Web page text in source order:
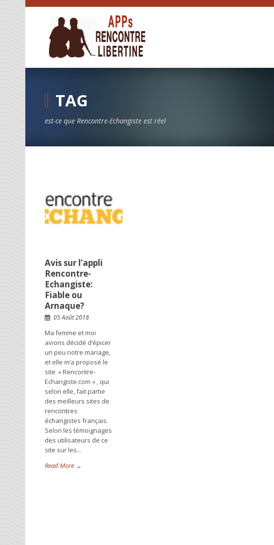
TAG
est-ce que Rencontre-Echangiste est réel
Avis sur l’appli
Rencontre-
Echangiste:
Fiable ou
Arnaque?
05 Août 2018
Ma femme et moi
avions décidé d’épicer
un peu notre mariage,
et elle m’a proposé le
site » Rencontre-
Echangiste.com « , qui
selon elle, fait partie
des meilleurs sites de
rencontres
échangistes français.
Selon les témoignages
des utilisateurs de ce
site sur les...
Read More →